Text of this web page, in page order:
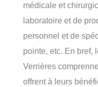
médicale et
laboratoire et de
personnel et de
pointe, etc. En bref,
Verrières
offrent à leurs